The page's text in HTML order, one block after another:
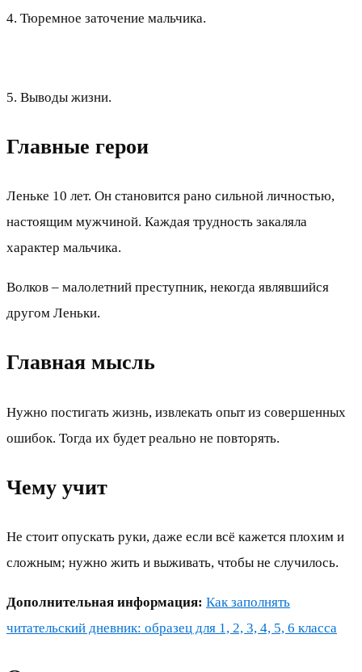
4. Тюремное заточение мальчика.
5. Выводы жизни.
Главные герои
Леньке 10 лет. Он становится рано сильной личностью,
настоящим мужчиной. Каждая трудность закаляла
характер мальчика.
Волков – малолетний преступник, некогда являвшийся
другом Леньки.
Главная мысль
Нужно постигать жизнь, извлекать опыт из совершенных
ошибок. Тогда их будет реально не повторять.
Чему учит
Не стоит опускать руки, даже если всё кажется плохим и
сложным; нужно жить и выживать, чтобы не случилось.
Дополнительная информация: Как заполнять
читательский дневник: образец для 1, 2, 3, 4, 5, 6 класса